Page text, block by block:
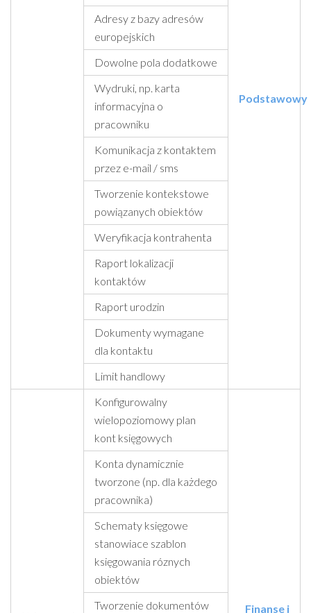
Podstawowy
Adresy z bazy adresów
europejskich
Dowolne pola dodatkowe
Wydruki, np. karta
informacyjna o
pracowniku
Komunikacja z kontaktem
przez e-mail / sms
Tworzenie kontekstowe
powiązanych obiektów
Weryfikacja kontrahenta
Raport lokalizacji
kontaktów
Raport urodzin
Dokumenty wymagane
dla kontaktu
Limit handlowy
Konfigurowalny
wielopoziomowy plan
kont księgowych
Finanse i
Konta dynamicznie
tworzone (np. dla każdego
pracownika)
Schematy księgowe
stanowiace szablon
księgowania róznych
obiektów
Tworzenie dokumentów